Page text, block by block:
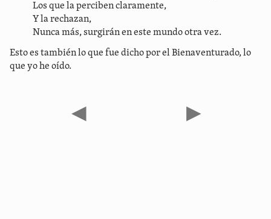
Los que la perciben claramente,
Y la rechazan,
Nunca más, surgirán en este mundo otra vez.
Esto es también lo que fue dicho por el Bienaventurado, lo
que yo he oído.
◀ ▶